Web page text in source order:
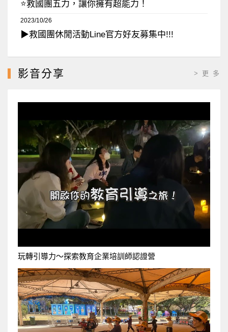
⭐救國團五力，讓你擁有超能力！
2023/10/26
▶︎救國團休閒活動Line官方好友募集中!!!
影音分享 > 更 多
玩轉引導力〜探索教育企業培訓師認證營